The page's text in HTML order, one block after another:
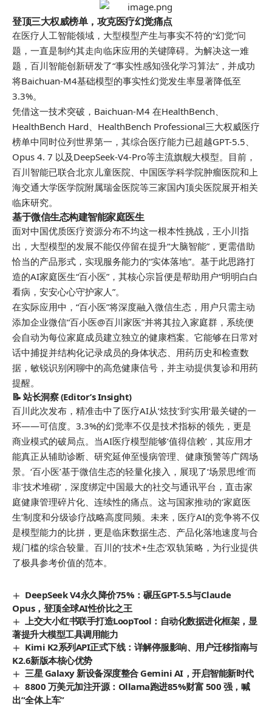
登顶三大权威榜单，攻克医疗幻觉痛点
在医疗人工智能领域，大型模型产生与事实不符的“幻觉”问
题，一直是制约其走向临床应用的关键障碍。为解决这一难
题，百川智能创新研发了“事实性感知强化学习算法”，并成功
将Baichuan-M4基础模型的事实性幻觉发生率显著降低至
3.3%。
凭借这一技术突破，Baichuan-M4 在HealthBench、
HealthBench Hard、HealthBench Professional三大权威医疗
榜单中同时位列世界第一 ，其综合医疗能力已超越GPT-5.5、
Opus 4. 7 以及DeepSeek-V4-Pro等主流旗舰大模型。目前，
百川智能已联合北京儿童医院、中国医学科学院肿瘤医院和上
海交通大学医学院附属瑞金医院等三家国内顶尖医院展开相关
临床研究。
基于微信生态构建智能家庭医生
面对中国优质医疗资源分布不均这一根本性挑战，王小川指
出，大型模型的发展不能仅停留在提升“大脑智能”，更需借助
恰当的产品形式，实现服务能力的“实体落地”。基于此思路打
造的AI家庭医生“百小医”，其核心宗旨便是帮助用户“明明白白
看病，安安心心守护家人”。
在实际应用中，“百小医”将深度融入微信生态，用户只需主动
添加企业微信“百小医@百川家医”并将其拉入家庭群，系统便
会自动为每位家庭成员建立独立的健康档案。它能够在日常对
话中捕捉并结构化记录成员的身体状态、用药历史和检查数
据，敏锐识别闲聊中的高危健康信号，并主动提供复诊和用药
提醒。
📝 站长洞察 (Editor’s Insight)
百川此次发布，精准击中了医疗AI从‘炫技’到‘实用’最关键的一
环——可信度。3.3%的幻觉率不仅是技术指标的领先，更是
商业模式的破局点。当AI医疗模型能够‘值得信赖’，其应用才
能真正从辅助诊断、研究延伸至慢病管理、健康预警等广阔场
景。‘百小医’基于微信生态的轻量化接入，展现了‘场景思维’而
非‘技术堆砌’，深度绑定中国最大的社交与通讯平台，直击家
庭健康管理碎片化、连续性的痛点。这与国家推动的‘家庭医
生’制度和分级诊疗战略高度同频。未来，医疗AI的竞争将不仅
是模型能力的比拼，更是临床数据生态、产品化落地速度与合
规门槛的综合较量。百川的‘技术+生态’双轨策略，为行业提供
了极具参考价值的范本。
DeepSeek V4永久降价75%：碾压GPT-5.5与Claude
Opus，登顶全球AI性价比之王
上交大小红书联手打造LoopTool：自动化数据进化框架，显
著提升大模型工具调用能力
Kimi K2系列API正式下线：详解停服影响、用户迁移指南与
K2.6新版本核心优势
三星 Galaxy 新设备深度整合 Gemini AI，开启智能新时代
8800 万美元加注开源：Ollama跑进85%财富 500 强，喊
出”全体上车”